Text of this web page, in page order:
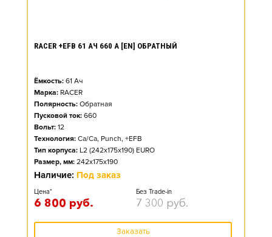
RACER +EFB 61 АЧ 660 А [EN] ОБРАТНЫЙ
Ёмкость: 61 Ач
Марка: RACER
Полярность: Обратная
Пусковой ток: 660
Вольт: 12
Технология: Ca/Ca, Punch, +EFB
Тип корпуса: L2 (242x175x190) EURO
Размер, мм: 242x175x190
Наличие: Под заказ
Цена*
6 800 руб.
Без Trade-in
7 300 руб.
Заказать